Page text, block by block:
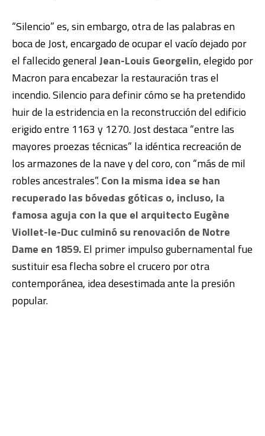
“Silencio” es, sin embargo, otra de las palabras en
boca de Jost, encargado de ocupar el vacío dejado por
el fallecido generalJean-Louis Georgelin, elegido por
Macron para encabezar la restauración tras el
incendio. Silencio para definir cómo se ha pretendido
huir de la estridencia en la reconstrucción del edificio
erigido entre 1163 y 1270. Jost destaca “entre las
mayores proezas técnicas” la idéntica recreación de
los armazones de la nave y del coro, con “más de mil
robles ancestrales”.Con la misma idea se han
recuperado las bóvedas góticas o, incluso, la
famosa aguja con la que el arquitecto Eugène
Viollet-le-Duc culminó su renovación de Notre
Dame en 1859.El primer impulso gubernamental fue
sustituir esa flecha sobre el crucero por otra
contemporánea, idea desestimada ante la presión
popular.